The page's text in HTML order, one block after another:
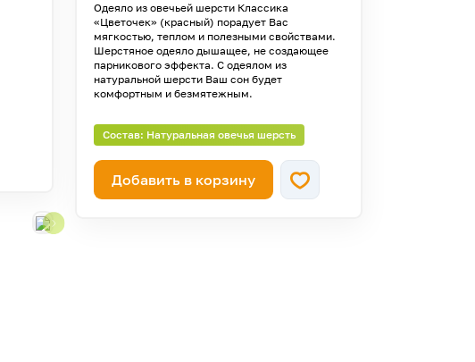
Одеяло из овечьей шерсти Классика
«Цветочек» (красный) порадует Вас
мягкостью, теплом и полезными свойствами.
Шерстяное одеяло дышащее, не создающее
парникового эффекта. С одеялом из
натуральной шерсти Ваш сон будет
комфортным и безмятежным.
Состав: Натуральная овечья шерсть
Добавить в корзину